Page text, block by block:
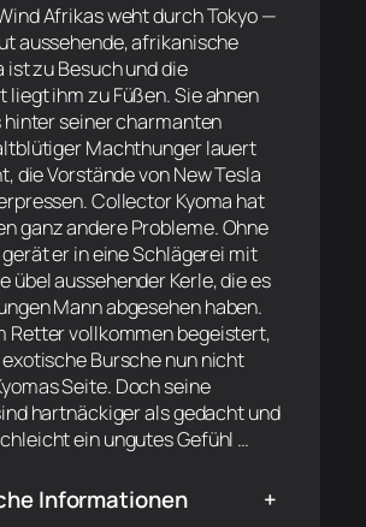
Afrikas weht durch Tokyo —
aussehende, afrikanische
ist zu Besuch und die
liegt ihm zu Füßen. Sie ahnen
hinter seiner charmanten
Machthunger lauert
die Vorstände von New Tesla
Collector Kyoma hat
ganz andere Probleme. Ohne
er in eine Schlägerei mit
übel aussehender Kerle, die es
Mann abgesehen haben.
Retter vollkommen begeistert,
Bursche nun nicht
Seite. Doch seine
hartnäckiger als gedacht und
ein ungutes Gefühl …
Informationen +